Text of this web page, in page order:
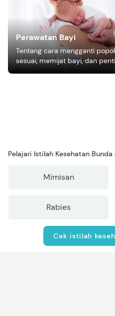
Perawatan Bayi
Tentang cara mengganti
sesuai, memijat bayi, dan
bagi pertumbuhan bayi.
Pelajari Istilah Kesehatan Bunda
Mimisan
Rabies
Cek istilah